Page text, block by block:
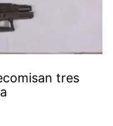
tres